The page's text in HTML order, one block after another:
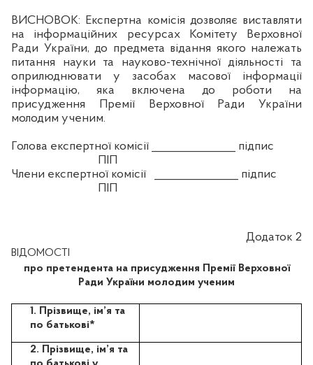
ВИСНОВОК: Експертна комісія дозволяє виставляти
на інформаційних ресурсах Комітету Верховної
Ради України, до предмета відання якого належать
питання науки та науково-технічної діяльності та
оприлюднювати у засобах масової інформації
інформацію, яка включена до роботи на
присудження Премії Верховної Ради України
молодим ученим.
Голова експертної комісії _______________ підпис
ПІП
Члени експертної комісії
_______________ підпис
ПІП
Додаток 2
ВІДОМОСТІ
про претендента на присудження Премії Верховної
Ради України молодим ученим
1. Прізвище, ім’я та
по батькові*
2. Прізвище, ім’я та